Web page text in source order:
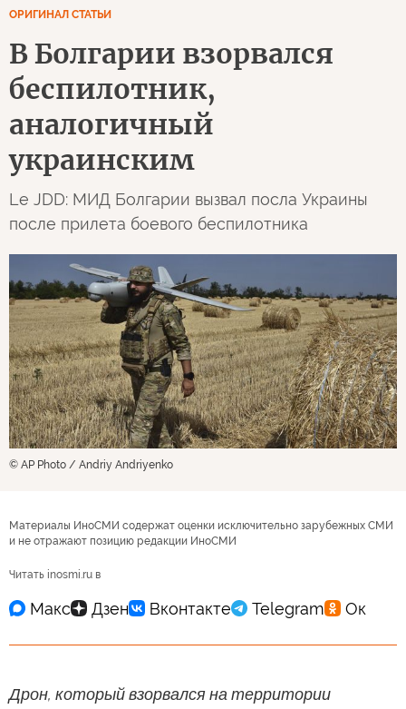
ОРИГИНАЛ СТАТЬИ
В Болгарии взорвался
беспилотник,
аналогичный
украинским
Le JDD: МИД Болгарии вызвал посла Украины
после прилета боевого беспилотника
© AP Photo / Andriy Andriyenko
Материалы ИноСМИ содержат оценки исключительно зарубежных СМИ
и не отражают позицию редакции ИноСМИ
Читать inosmi.ru в
Дрон, который взорвался на территории